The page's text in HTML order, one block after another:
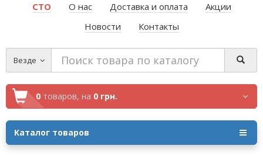
СТО О нас Доставка и оплата
Акции
Новости
Контакты
Везде
0 товаров, на 0 грн.
Каталог товаров